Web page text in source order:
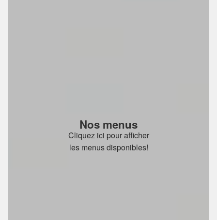
Nos menus
Cliquez ici pour afficher
les menus disponibles!